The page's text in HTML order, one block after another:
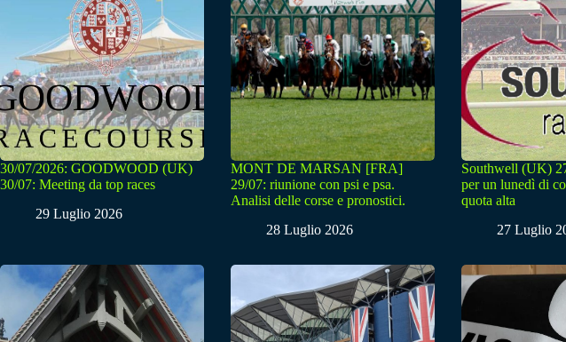
30/07/2026: GOODWOOD (UK)
30/07: Meeting da top races
29 Luglio 2026
MONT DE MARSAN [FRA]
29/07: riunione con psi e psa.
Analisi delle corse e pronostici.
28 Luglio 2026
Southwell (UK)
per un lunedì di
quota alta
27 Luglio